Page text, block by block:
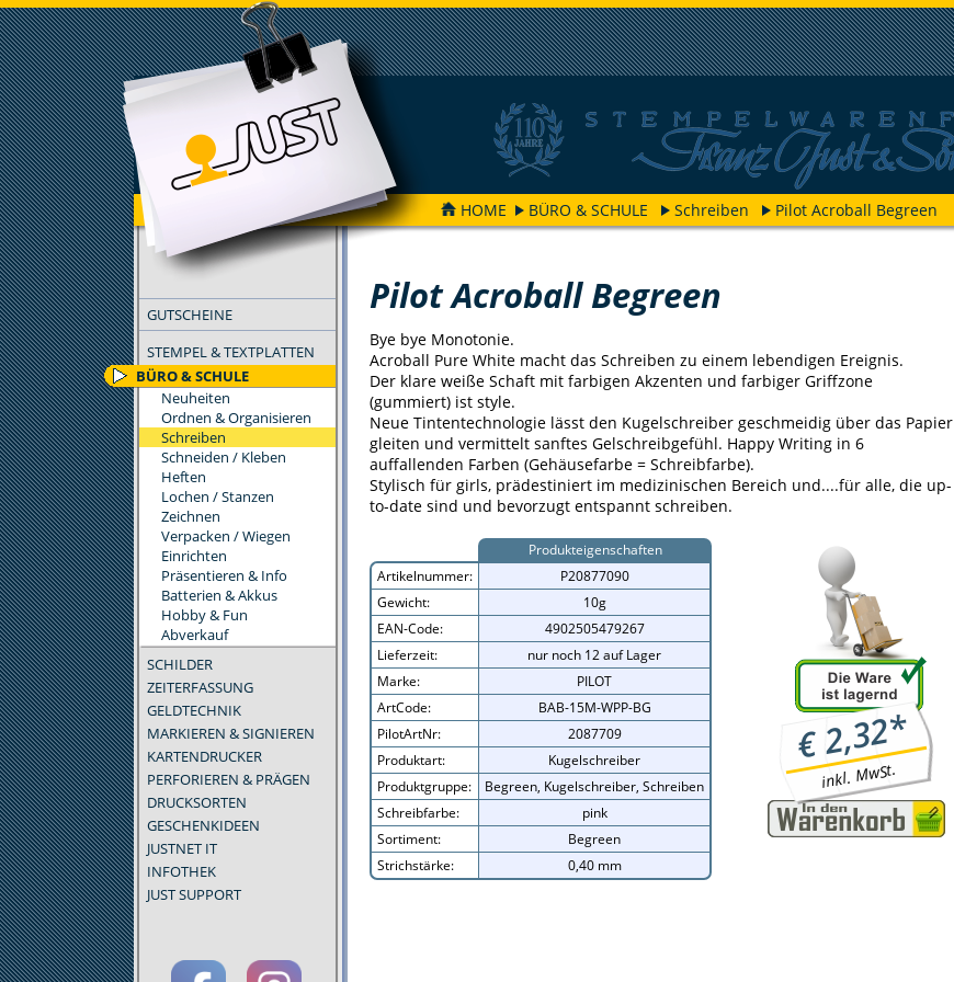
HOME BÜRO & SCHULE Schreiben Pilot Acroball Begreen
GUTSCHEINE
STEMPEL & TEXTPLATTEN
BÜRO & SCHULE
Neuheiten
Ordnen & Organisieren
Schreiben
Schneiden / Kleben
Heften
Lochen / Stanzen
Zeichnen
Verpacken / Wiegen
Einrichten
Präsentieren & Info
Batterien & Akkus
Hobby & Fun
Abverkauf
SCHILDER
ZEITERFASSUNG
GELDTECHNIK
MARKIEREN & SIGNIEREN
KARTENDRUCKER
PERFORIEREN & PRÄGEN
DRUCKSORTEN
GESCHENKIDEEN
JUSTNET IT
INFOTHEK
JUST SUPPORT
FILTER
Pilot Acroball Begreen
Bye bye Monotonie.
Acroball Pure White macht das Schreiben zu einem lebendigen Ereignis.
Der klare weiße Schaft mit farbigen Akzenten und farbiger Griffzone
(gummiert) ist style.
Neue Tintentechnologie lässt den Kugelschreiber geschmeidig über das Papier
gleiten und vermittelt sanftes Gelschreibgefühl. Happy Writing in 6
auffallenden Farben (Gehäusefarbe = Schreibfarbe).
Stylisch für girls, prädestiniert im medizinischen Bereich und....für alle, die up-
to-date sind und bevorzugt entspannt schreiben.
€2,32*
inkl. MwSt.
Produkteigenschaften
Artikelnummer:
P20877090
Gewicht:
10g
EAN-Code:
4902505479267
Lieferzeit:
nur noch 12 auf Lager
Marke:
PILOT
ArtCode:
BAB-15M-WPP-BG
PilotArtNr:
2087709
Produktart:
Kugelschreiber
Produktgruppe:
Begreen, Kugelschreiber, Schreiben
Schreibfarbe:
pink
Sortiment:
Begreen
Strichstärke:
0,40 mm